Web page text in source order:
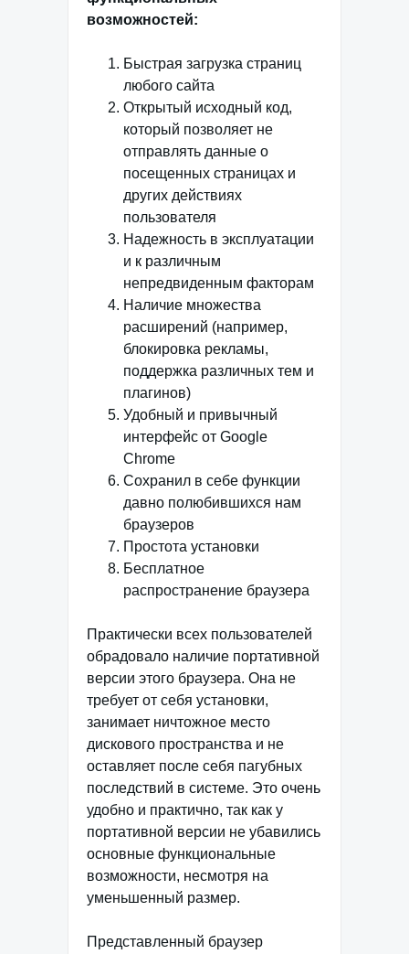
возможностей:
Быстрая загрузка страниц
любого сайта
Открытый исходный код,
который позволяет не
отправлять данные о
посещенных страницах и
других действиях
пользователя
Надежность в эксплуатации
и к различным
непредвиденным факторам
Наличие множества
расширений (например,
блокировка рекламы,
поддержка различных тем и
плагинов)
Удобный и привычный
интерфейс от Google
Chrome
Сохранил в себе функции
давно полюбившихся нам
браузеров
Простота установки
Бесплатное
распространение браузера
Практически всех пользователей
обрадовало наличие портативной
версии этого браузера. Она не
требует от себя установки,
занимает ничтожное место
дискового пространства и не
оставляет после себя пагубных
последствий в системе. Это очень
удобно и практично, так как у
портативной версии не убавились
основные функциональные
возможности, несмотря на
уменьшенный размер.
Представленный браузер